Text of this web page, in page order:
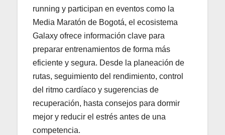
running y participan en eventos como la
Media Maratón de Bogotá, el ecosistema
Galaxy ofrece información clave para
preparar entrenamientos de forma más
eficiente y segura. Desde la planeación de
rutas, seguimiento del rendimiento, control
del ritmo cardíaco y sugerencias de
recuperación, hasta consejos para dormir
mejor y reducir el estrés antes de una
competencia.